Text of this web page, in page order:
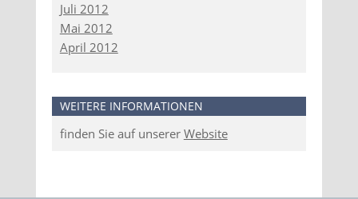
Juli 2012
Mai 2012
April 2012
WEITERE INFORMATIONEN
finden Sie auf unserer Website